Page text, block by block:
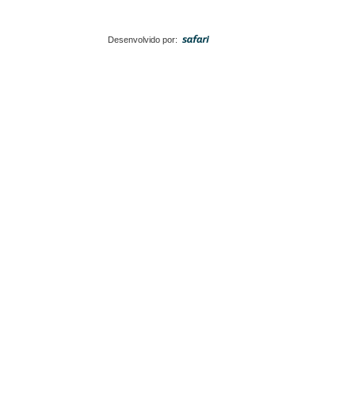
Desenvolvido por: